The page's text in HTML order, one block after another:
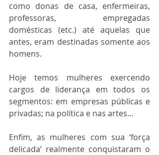
como donas de casa, enfermeiras,
professoras, empregadas
domésticas (etc.) até aquelas que
antes, eram destinadas somente aos
homens.
Hoje temos mulheres exercendo
cargos de liderança em todos os
segmentos: em empresas públicas e
privadas; na política e nas artes...
Enfim, as mulheres com sua ‘força
delicada’ realmente conquistaram o